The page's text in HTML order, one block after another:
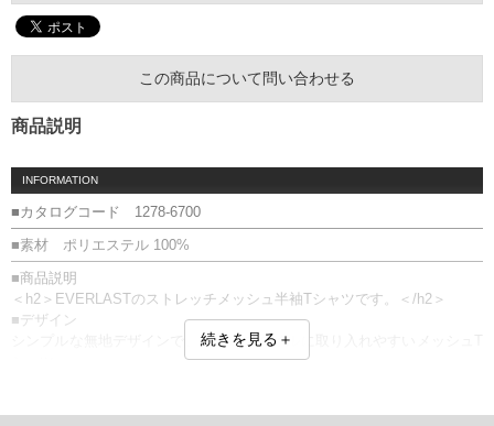
この商品について問い合わせる
商品説明
INFORMATION
■カタログコード 1278-6700
■素材 ポリエステル 100%
■商品説明
＜h2＞EVERLASTのストレッチメッシュ半袖Tシャツです。＜/h2＞
■デザイン
シンプルな無地デザインで、幅広いスタイルに取り入れやすいメッシュT
続きを見る＋